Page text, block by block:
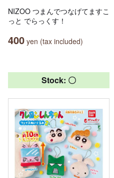
NIZOO つまんでつなげてますこ
っと でらっくす！
400 yen (tax included)
Stock: 〇